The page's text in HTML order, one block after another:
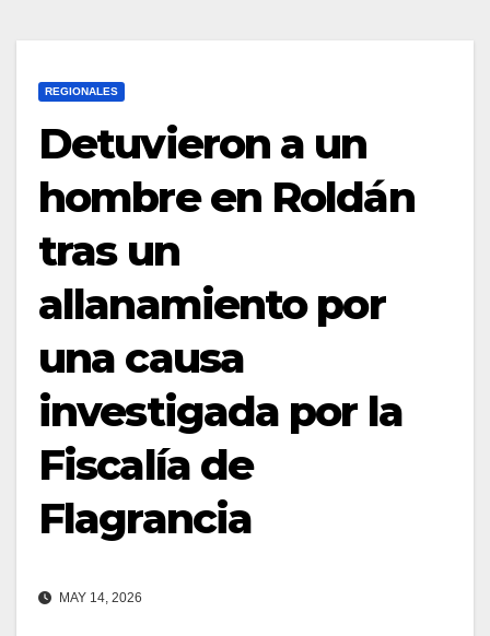
REGIONALES
Detuvieron a un
hombre en Roldán
tras un
allanamiento por
una causa
investigada por la
Fiscalía de
Flagrancia
MAY 14, 2026